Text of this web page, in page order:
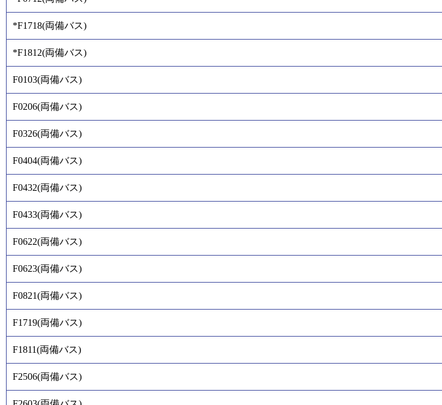
*F1718(両備バス)
*F1812(両備バス)
F0103(両備バス)
F0206(両備バス)
F0326(両備バス)
F0404(両備バス)
F0432(両備バス)
F0433(両備バス)
F0622(両備バス)
F0623(両備バス)
F0821(両備バス)
F1719(両備バス)
F1811(両備バス)
F2506(両備バス)